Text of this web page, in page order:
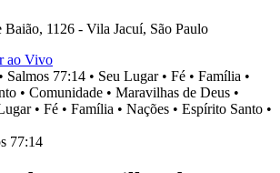
1126 - Vila Jacuí, São Paulo
ao Vivo
Salmos 77:14 • Seu Lugar • Fé • Família •
• Comunidade • Maravilhas de Deus •
• Fé • Família • Nações • Espírito Santo •
77:14